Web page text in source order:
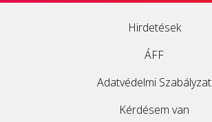
Hirdetések
ÁFF
Adatvédelmi Szabályzat
Kérdésem van